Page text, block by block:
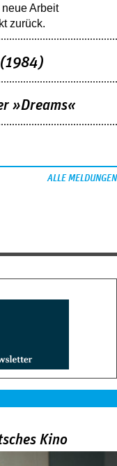
Arbeit
zurück.
»Dreams«
ALLE MELDUNGEN
Kino